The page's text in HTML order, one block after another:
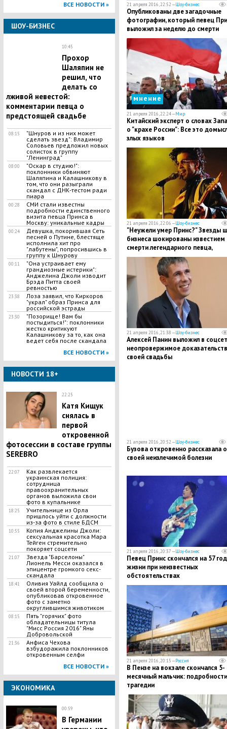
ВСЕ НОВОСТИ »
ШОУ-БИЗНЕС
10:45
Прохор
Шаляпин не
решил, что
делать со
лживой невестой:
комментарии певца о
предстоящей свадьбе
08:15
"Шнуров и из них может
сделать звезд": Владимир
Соловьев предложил новых
солисток в группу
"Ленинград"
08:00
"Оскар в студию!":
поклонники обвиняют
Шаляпина и Калашникову в
том, что они разыграли
скандал с ДНК-тестом ради
пиара
00:28
СМИ стали известны
подробности единственного
визита певца Принса в
Москву: уникальные кадры
00:24
Девушка, покорившая Сеть
песней о Путине, блестяще
исполнила хит про
"лабутены", попросившись в
группу к Шнурову
00:11
"Она устраивает ему
грандиозные истерики":
Анджелина Джоли изводит
Брэда Питта своей
ревностью
23:38
Лоза заявил, что Киркоров
"украл" образ Принса для
российской эстрады
23:30
"Позорище! Вам бы
постыдиться!": поклонники
жестко критикуют
Калашникову за то, как она
ведет себя после скандала
ВСЕ НОВОСТИ »
НОВОСТИ 18+
22:25
Катя Кищук
снялась в
первой
откровенной
фотосессии в составе группы
SEREBRO
22:07
Как развлекается
украинская полиция:
сотрудница
правоохранительных
органов выложила свои
фото в купальнике
18:25
Учительнице из Орла
пришлось уйти с должности
из-за фото в стиле БДСМ
10:55
Копия Анджелины Джоли:
сексуальная красотка Мара
Тейген стремительно
покоряет соцсети
21:07
Звезда "Барселоны"
Лионель Месси оказался в
эпицентре громкого секс-
скандала
18:41
Оливия Уайлд сообщила о
своей второй беременности,
опубликовав откровенное
фото с заметно
округлившимся животиком
08:15
Пять "горячих" фото
обладательницы титула
"Мисс Россия 2016" Яны
Добровольской
21:36
Анфиса Чехова
взбудоражила поклонников
откровенным селфи
ВСЕ НОВОСТИ »
ЭКОНОМИКА
00:59
В Германии
21 апреля 2016, 22:52 —Шоу-бизнес
Опубликованы две загадочные
фотографии, который певец
выложил за неделю до смерти
мнение
21 апреля 2016, 22:24 —Мир
Китайский эксперт о словах
о "крахе России": Все это
злых языков
21 апреля 2016, 22:06 —Шоу-бизнес
"Неужели умер Принс?" Звезды
бизнеса шокированы известием
смерти легендарного певца,
называя его "ангелом"
21 апреля 2016, 21:38 —Шоу-бизнес
Алексей Панин выложил в
неопровержимое
своей свадьбы
21 апреля 2016, 20:52 —Шоу-бизнес
Бузова откровенно рассказала о
своей неизлечимой болезни
21 апреля 2016, 20:37 —Шоу-бизнес
Певец Принс скончался на 57
жизни при неизвестных
обстоятельствах
21 апреля 2016, 20:15 —Россия
В Пензе на вокзале скончался 5-
месячный мальчик: подробности
трагедии